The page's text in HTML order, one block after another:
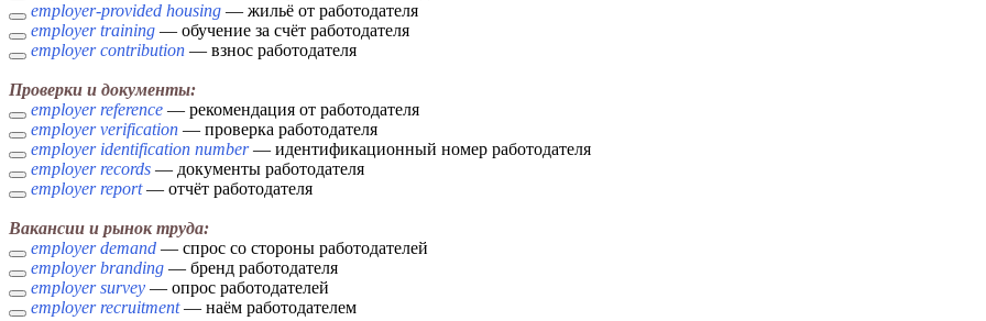
employer-provided housing — жильё от работодателя
employer training — обучение за счёт работодателя
employer contribution — взнос работодателя
Проверки и документы:
employer reference — рекомендация от работодателя
employer verification — проверка работодателя
employer identification number— идентификационный номер работодателя
employer records — документы работодателя
employer report— отчёт работодателя
Вакансии и рынок труда:
employer demand — спрос со стороны работодателей
employer branding — бренд работодателя
employer survey — опрос работодателей
employer recruitment— наём работодателем